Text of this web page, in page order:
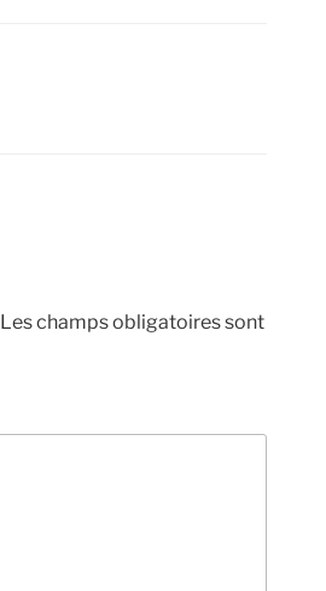
Les champs obligatoires sont